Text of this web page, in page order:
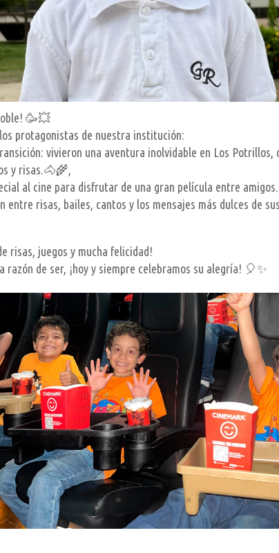
🥳💥
protagonistas de nuestra institución:
vivieron una aventura inolvidable en Los Potrillos,
y risas.🐴🌾,
al cine para disfrutar de una gran película entre
risas, bailes, cantos y los mensajes más dulces de
risas, juegos y mucha felicidad!
razón de ser, ¡hoy y siempre celebramos su alegría! 🎈✨